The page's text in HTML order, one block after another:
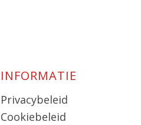
INFORMATIE
Privacybeleid
Cookiebeleid